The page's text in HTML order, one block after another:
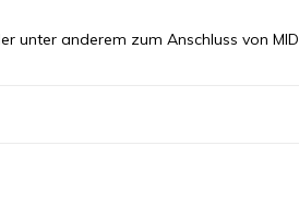
unter anderem zum Anschluss von